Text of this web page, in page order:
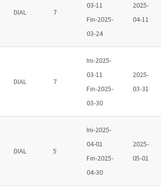
DIAL 7
03-11
Fin-2025-
03-24
2025-
04-11
DIAL 7
Ini-2025-
03-11
Fin-2025-
03-30
2025-
03-31
DIAL 5
Ini-2025-
04-01
Fin-2025-
04-30
2025-
05-01